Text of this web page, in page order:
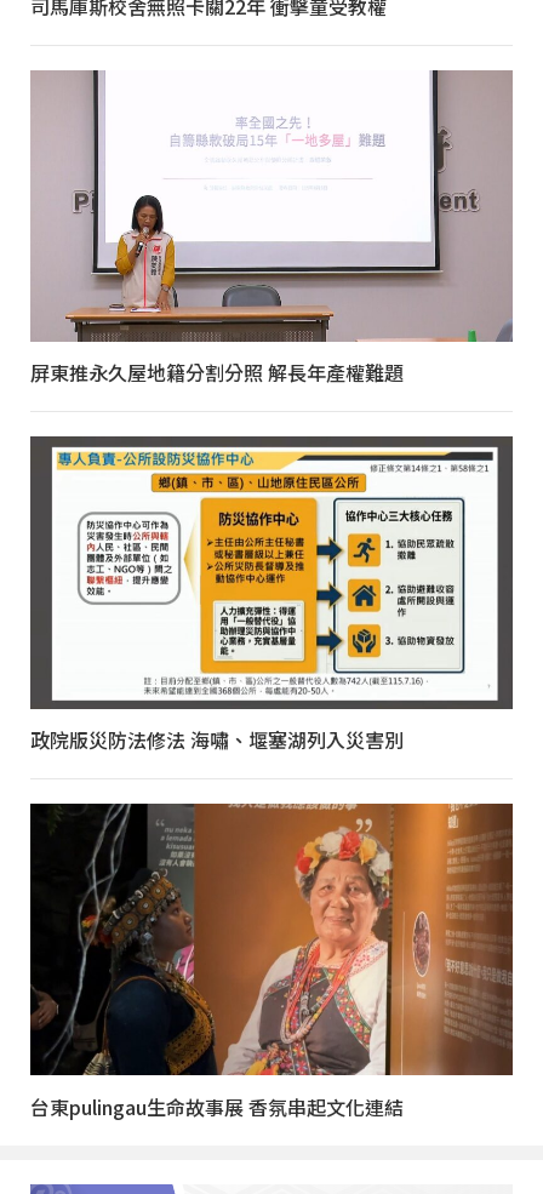
屏東推永久屋地籍分割分照 解長年產權難題
政院版災防法修法 海嘯、堰塞湖列入災害別
台東pulingau生命故事展 香氛串起文化連結